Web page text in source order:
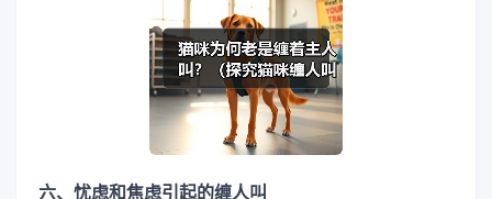
六、忧虑和焦虑引起的缠人叫